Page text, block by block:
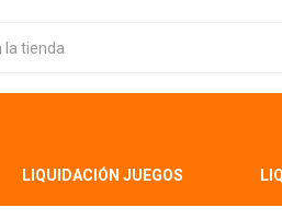
LIQUIDACIÓN JUEGOS